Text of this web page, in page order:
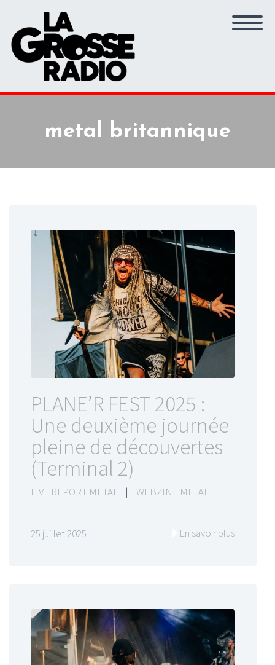
metal britannique
PLANE’R FEST 2025 :
Une deuxième journée
pleine de découvertes
(Terminal 2)
LIVE REPORT METAL | WEBZINE METAL
25 juillet 2025 En savoir plus